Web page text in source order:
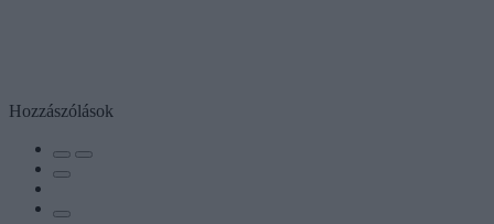
Hozzászólások